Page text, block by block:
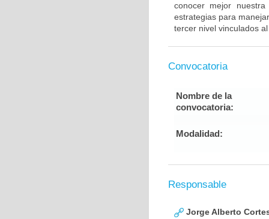
conocer mejor
estrategias para
tercer nivel vinculados
Convocatoria
Nombre de la
convocatoria:
Modalidad:
Responsable
Jorge Alberto